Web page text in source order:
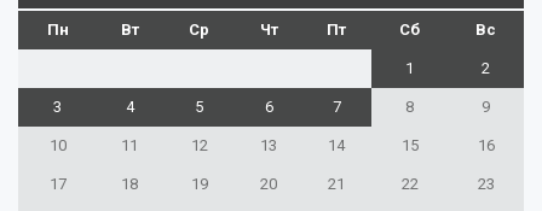
Пн Вт Ср Чт Пт Сб Вс
1 2
3 4 5 6 7 8 9
10 11 12 13 14 15 16
17 18 19 20 21 22 23